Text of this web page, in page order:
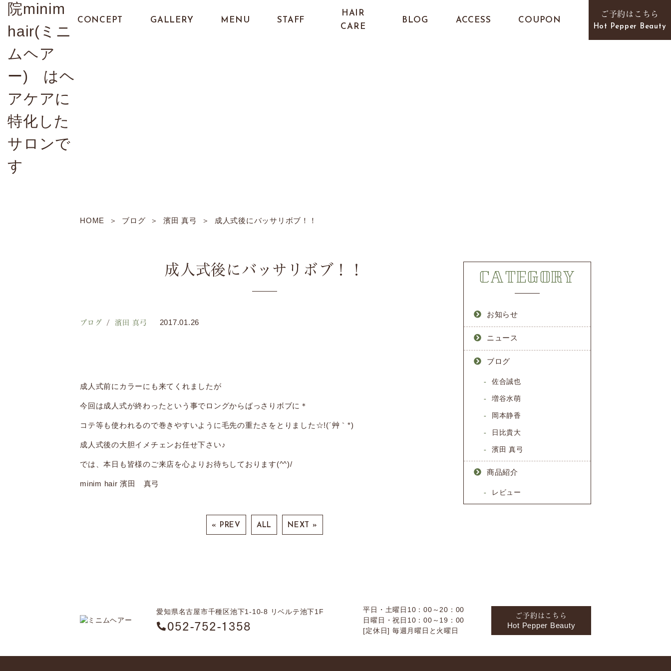
CONCEPT GALLERY MENU STAFF
HAIR
CARE
BLOG ACCESS COUPON
ご予約はこちら
Hot Pepper Beauty
HOME ブログ 濱田 真弓 成人式後にバッサリボブ！！
成人式後にバッサリボブ！！
ブログ 濱田 真弓 2017.01.26
成人式前にカラーにも来てくれましたが
今回は成人式が終わったという事でロングからばっさりボブに＊
コテ等も使われるので巻きやすいように毛先の重たさをとりました☆!(´艸｀*)
成人式後の大胆イメチェンお任せ下さい♪
では、本日も皆様のご来店を心よりお待ちしております(^^)/
minim hair 濱田 真弓
« PREV ALL NEXT »
CATEGORY
お知らせ
ニュース
ブログ
佐合誠也
増谷水萌
岡本静香
日比貴大
濱田 真弓
商品紹介
レビュー
愛知県名古屋市千種区池下1-10-8 リベルテ池下1F
052-752-1358
平日・土曜日10：00～20：00
日曜日・祝日10：00～19：00
[定休日] 毎週月曜日と火曜日
ご予約はこちら
Hot Pepper Beauty